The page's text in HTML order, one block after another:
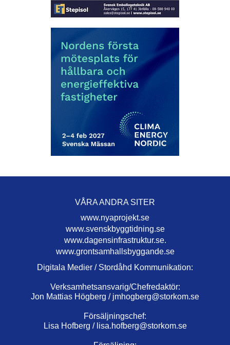
VÅRA ANDRA SITER
www.nyaprojekt.se
www.svenskbyggtidning.se
www.dagensinfrastruktur.se.
www.grontsamhallsbyggande.se
Digitala Medier / Stordåhd Kommunikation:
Verksamhetsansvarig/Chefredaktör:
Jon Mattias Högberg / jmhogberg@storkom.se
Försäljningschef:
Lisa Hofberg / lisa.hofberg@storkom.se